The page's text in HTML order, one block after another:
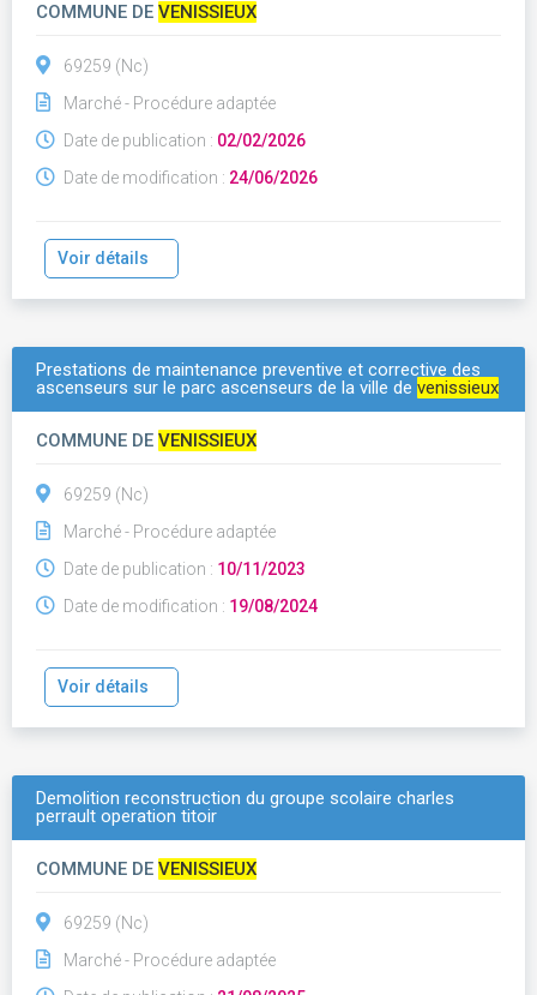
COMMUNE DE VENISSIEUX
69259 (Nc)
Marché - Procédure adaptée
Date de publication : 02/02/2026
Date de modification : 24/06/2026
Voir détails
Prestations de maintenance preventive et corrective des
ascenseurs sur le parc ascenseurs de la ville de venissieux
COMMUNE DE VENISSIEUX
69259 (Nc)
Marché - Procédure adaptée
Date de publication : 10/11/2023
Date de modification : 19/08/2024
Voir détails
Demolition reconstruction du groupe scolaire charles
perrault operation titoir
COMMUNE DE VENISSIEUX
69259 (Nc)
Marché - Procédure adaptée